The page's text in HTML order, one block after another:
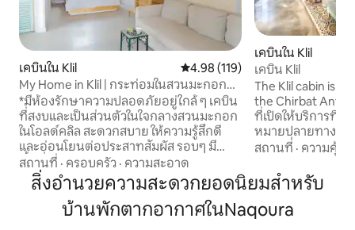
เคบินใน Klil คะแนนเฉลี่ย 4.98 จาก 5, 119 รีวิว
4.98 (119)
My Home in Klil | กระท่อมในสวนมะกอก
ลานส่วนตัวขนาดใหญ่
*มีห้องรักษาความปลอดภัยอยู่ใกล้ ๆ เคบิน
ที่สงบและเป็นส่วนตัวในใจกลางสวนมะกอก
ในโอลด์คลิล สะดวกสบาย ให้ความรู้สึกดี
และอ่อนโยนต่อประสาทสัมผัส รอบๆ มี
พื้นที่ป่าขนาดใหญ่สำหรับการใช้งานส่วนตัว
ของคุณ พร้อมพื้นที่นั่งเล่นให้ค้นพบและ
พื้นที่สำหรับผ่อนคลาย (รวมถึงชิงช้า
เปลญวน และศาลา) เหมาะสำหรับคู่รักที่
สถานที่ · ครอบครัว · ความสะอาด
เคบินใน Klil
เคบิน Klil
The Klil cabin is
the Chirbat Antique
ที่เปิดให้บริการที่พั
หมายปลายทางที่
แห่งหนึ่งในภูมิภา
เดินทางหลายพัน
หรือครอบครัวขนา
ประสบการณ์ในช
คุณภาพ แก้วผ่อนค
เย็นและน้ำร้อนคว
สถานที่ · ความคุ้ม
สิ่งอำนวยความสะดวกยอดนิยมสำหรับ
บ้านพักตากอากาศในNaqoura